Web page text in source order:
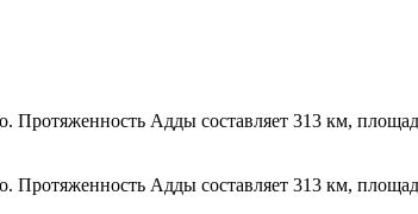
Адды составляет 313 км,
Адды составляет 313 км,